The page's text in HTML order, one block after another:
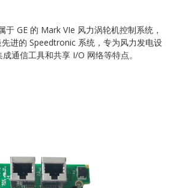
于 GE 的 Mark VIe 风力涡轮机控制系统，
进的 Speedtronic 系统，专为风力发电设
通信工具和共享 I/O 网络等特点。